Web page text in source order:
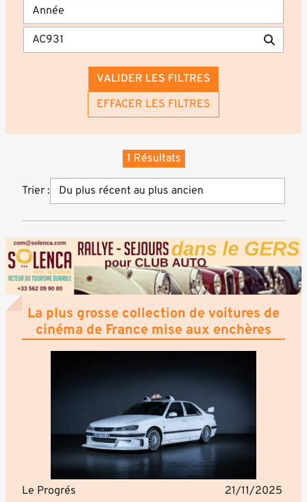
VALIDER LES FILTRES
EFFACER LES FILTRES
Trier :
1 Résultats
La plus grosse collection de voitures de
cinéma de France mise aux enchères
Le Progrés
21/11/2025